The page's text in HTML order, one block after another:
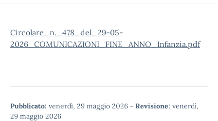
Circolare_n._478_del_29-05-
2026_COMUNICAZIONI_FINE_ANNO_Infanzia.pdf
Pubblicato: venerdì, 29 maggio 2026 - Revisione: venerdì,
29 maggio 2026